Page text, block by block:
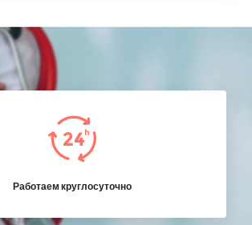
Работаем круглосуточно